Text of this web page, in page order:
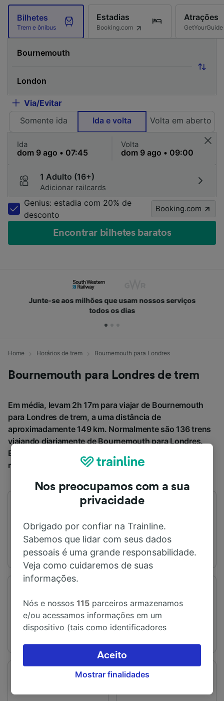
Bilhetes
Trem e ônibus
Estadias
Booking.com
Atrações
GetYourGuide
Via/Evitar
Somente ida
Ida e volta Volta em aberto
Ida Volta
1 Adulto (16+)
Adicionar railcards
Genius: estadia com 20% de
desconto
Booking.com
Encontrar bilhetes baratos
Junte-se aos milhões que usam nossos serviços
todos os dias
Home Horários de trem Bournemouth para Londres
Bournemouth para Londres de trem
Em média, levam 2h 17m para viajar de Bournemouth
para Londres de trem, a uma distância de
aproximadamente 149 km. Normalmente são 136 trens
viajando diariamente de Bournemouth para Londres.
Bilhetes para este trajeto a partir de € 15,20 quando
reservados com antecedência.
Primeiro trem
Bournemouth
Londres
Tempo de viagem
Nos preocupamos com a sua
privacidade
Obrigado por confiar na Trainline.
Sabemos que lidar com seus dados
pessoais é uma grande responsabilidade.
Veja como cuidaremos de suas
informações.
Nós e nossos115 parceiros armazenamos
e/ou acessamos informações em um
dispositivo (tais como identificadores
pessoais. Você pode aceitar ou gerenciar as
suas escolhas (incluindo o seu direito se opor
à aplicação do interesse legítimo) clicando
Mostrar finalidades
Aceito